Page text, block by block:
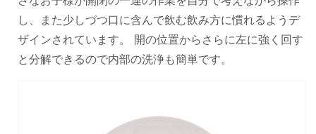
し、また少しづつ口に含んで飲む飲み方に慣れるようデ
ザインされています。 開の位置からさらに左に強く回す
と分解できるので内部の洗浄も簡単です。